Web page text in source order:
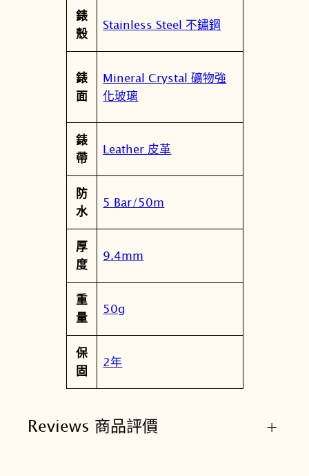
0
1
數
量
錶
殼
Stainless Steel 不鏽鋼
錶
面
Mineral Crystal 礦物強
化玻璃
錶
帶
Leather 皮革
防
水
5 Bar/50m
厚
度
9.4mm
重
量
50g
保
固
2年
Reviews 商品評價 +